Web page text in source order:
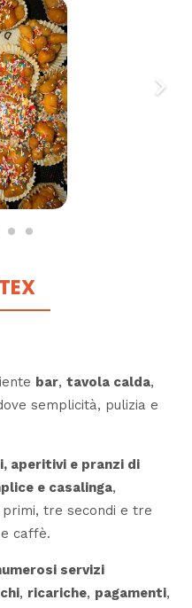
bar, tavola calda,
semplicità, pulizia e
aperitivi e pranzi di
e casalinga,
tre secondi e tre
caffè.
servizi
, ricariche, pagamenti,